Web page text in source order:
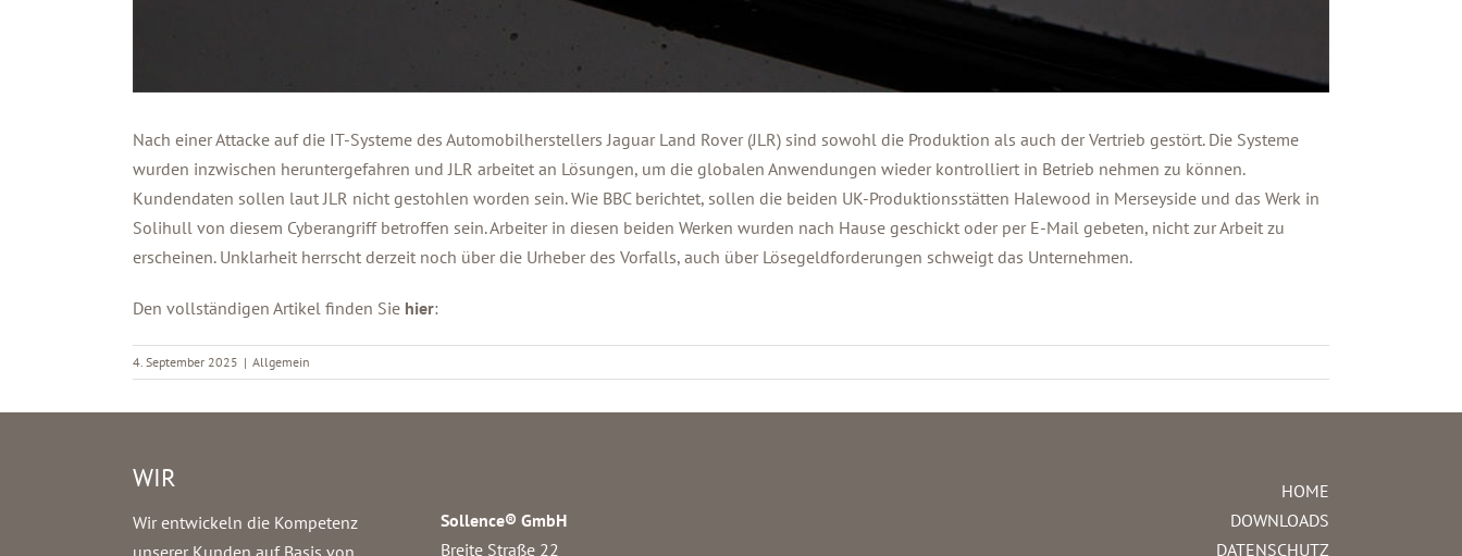
Nach einer Attacke auf die IT-Systeme des Automobilherstellers Jaguar Land Rover (JLR) sind sowohl die Produktion als auch der Vertrieb gestört. Die Systeme
wurden inzwischen heruntergefahren und JLR arbeitet an Lösungen, um die globalen Anwendungen wieder kontrolliert in Betrieb nehmen zu können.
Kundendaten sollen laut JLR nicht gestohlen worden sein. Wie BBC berichtet, sollen die beiden UK-Produktionsstätten Halewood in Merseyside und das Werk in
Solihull von diesem Cyberangriff betroffen sein. Arbeiter in diesen beiden Werken wurden nach Hause geschickt oder per E-Mail gebeten, nicht zur Arbeit zu
erscheinen. Unklarheit herrscht derzeit noch über die Urheber des Vorfalls, auch über Lösegeldforderungen schweigt das Unternehmen.
Den vollständigen Artikel finden Sie hier:
4. September 2025 | Allgemein
WIR
Wir entwickeln die Kompetenz
Sollence® GmbH
Breite Straße 22
HOME
DOWNLOADS
DATENSCHUTZ